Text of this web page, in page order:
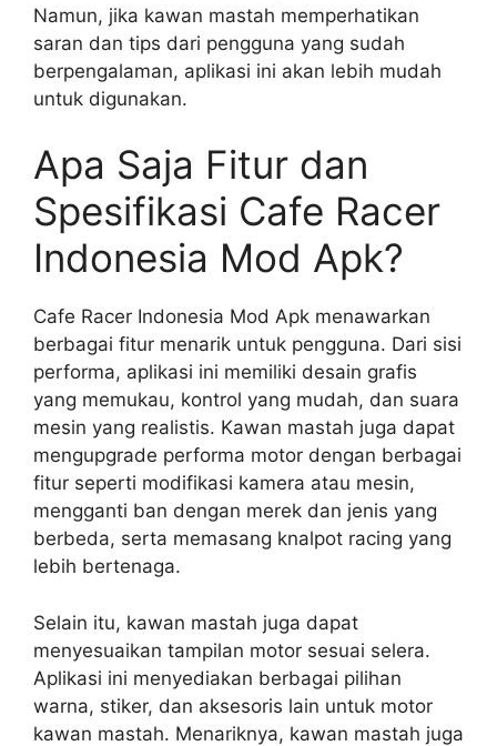
Namun, jika kawan mastah memperhatikan
saran dan tips dari pengguna yang sudah
berpengalaman, aplikasi ini akan lebih mudah
untuk digunakan.
Apa Saja Fitur dan
Spesifikasi Cafe Racer
Indonesia Mod Apk?
Cafe Racer Indonesia Mod Apk menawarkan
berbagai fitur menarik untuk pengguna. Dari sisi
performa, aplikasi ini memiliki desain grafis
yang memukau, kontrol yang mudah, dan suara
mesin yang realistis. Kawan mastah juga dapat
mengupgrade performa motor dengan berbagai
fitur seperti modifikasi kamera atau mesin,
mengganti ban dengan merek dan jenis yang
berbeda, serta memasang knalpot racing yang
lebih bertenaga.
Selain itu, kawan mastah juga dapat
menyesuaikan tampilan motor sesuai selera.
Aplikasi ini menyediakan berbagai pilihan
warna, stiker, dan aksesoris lain untuk motor
kawan mastah. Menariknya, kawan mastah juga